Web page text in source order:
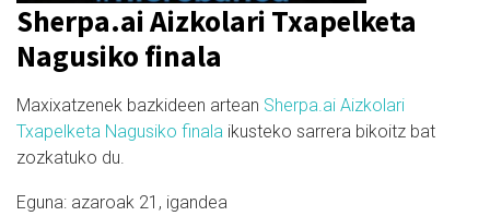
Sherpa.ai Aizkolari Txapelketa
Nagusiko finala
Maxixatzenek bazkideen artean Sherpa.ai Aizkolari
Txapelketa Nagusiko finala ikusteko sarrera bikoitz bat
zozkatuko du.
Eguna: azaroak 21, igandea